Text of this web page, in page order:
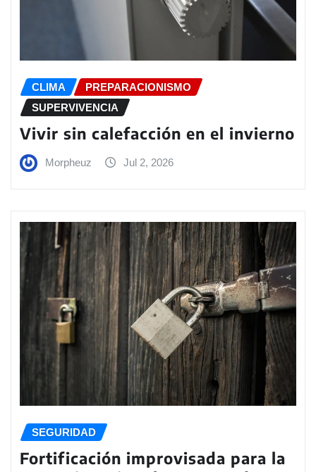
CLIMA
PREPARACIONISMO
SUPERVIVENCIA
Vivir sin calefacción en el invierno
Morpheuz Jul 2, 2026
SEGURIDAD
Fortificación improvisada para la